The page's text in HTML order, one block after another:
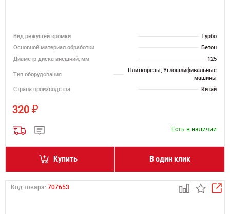
Вид режущей кромки
Турбо
Основной материал обработки
Бетон
Диаметр диска внешний, мм
125
Тип оборудования
Плиткорезы, Углошлифивальные
машины
Страна производства
Китай
320 ₽
Есть в наличии
Купить В один клик
Код товара: 707653